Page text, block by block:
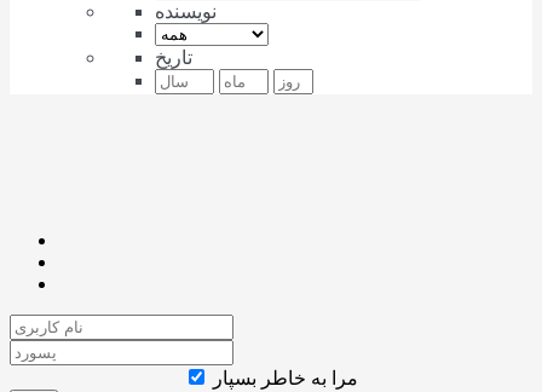
نویسنده
تاریخ
مرا به خاطر بسپار